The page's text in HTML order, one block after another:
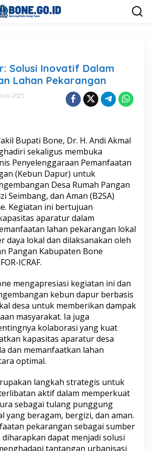
Solusi Inovatif Dalam
Lahan Pekarangan
2025
Bupati Bone, Dr. H. Andi Akmal
sekaligus membuka
Penyelenggaraan Pemanfaatan
(Kebun Dapur) untuk
Desa Rumah Pangan
Seimbang, dan Aman (B2SA)
Kegiatan ini bertujuan
aparatur dalam
lahan pekarangan lokal
daya lokal dan dilaksanakan oleh
Pangan Kabupaten Bone
ICRAF.
mengapresiasi kegiatan ini dan
kebun dapur berbasis
desa untuk memberikan dampak
masyarakat. Ia juga
kolaborasi yang kuat
kapasitas aparatur desa
dan memanfaatkan lahan
optimal.
langkah strategis untuk
aktif dalam memperkuat
sebagai tulang punggung
yang beragam, bergizi, dan aman.
pekarangan sebagai sumber
dapat menjadi solusi
tantangan urbanisasi